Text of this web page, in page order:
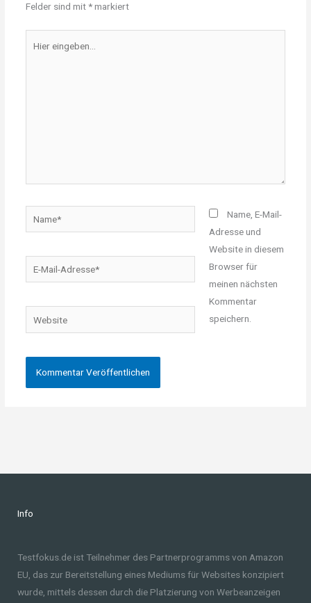
Felder sind mit*markiert
eingeben…
Mail-
Website
Name, E-Mail-
Adresse und
Website in diesem
Browser für
meinen nächsten
Kommentar
speichern.
Info
Testfokus.de ist Teilnehmer des Partnerprogramms von Amazon
EU, das zur Bereitstellung eines Mediums für Websites konzipiert
wurde, mittels dessen durch die Platzierung von Werbeanzeigen